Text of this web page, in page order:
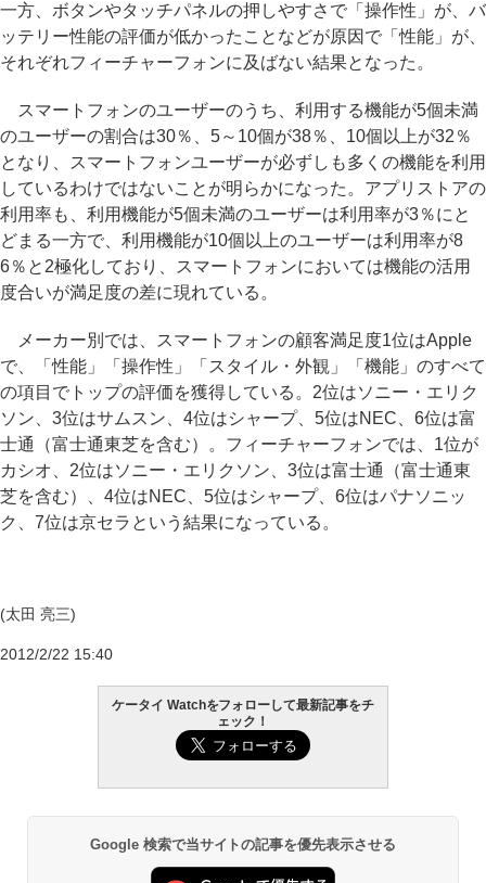
一方、ボタンやタッチパネルの押しやすさで「操作性」が、バ
ッテリー性能の評価が低かったことなどが原因で「性能」が、
それぞれフィーチャーフォンに及ばない結果となった。
スマートフォンのユーザーのうち、利用する機能が5個未満
のユーザーの割合は30％、5～10個が38％、10個以上が32％
となり、スマートフォンユーザーが必ずしも多くの機能を利用
しているわけではないことが明らかになった。アプリストアの
利用率も、利用機能が5個未満のユーザーは利用率が3％にと
どまる一方で、利用機能が10個以上のユーザーは利用率が8
6％と2極化しており、スマートフォンにおいては機能の活用
度合いが満足度の差に現れている。
メーカー別では、スマートフォンの顧客満足度1位はApple
で、「性能」「操作性」「スタイル・外観」「機能」のすべて
の項目でトップの評価を獲得している。2位はソニー・エリク
ソン、3位はサムスン、4位はシャープ、5位はNEC、6位は富
士通（富士通東芝を含む）。フィーチャーフォンでは、1位が
カシオ、2位はソニー・エリクソン、3位は富士通（富士通東
芝を含む）、4位はNEC、5位はシャープ、6位はパナソニッ
ク、7位は京セラという結果になっている。
(太田 亮三)
2012/2/22 15:40
ケータイ Watchをフォローして最新記事をチ
ェック！
Google 検索で当サイトの記事を優先表示させる